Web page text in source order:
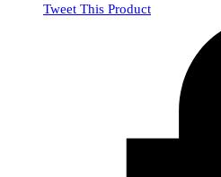
Tweet This Product